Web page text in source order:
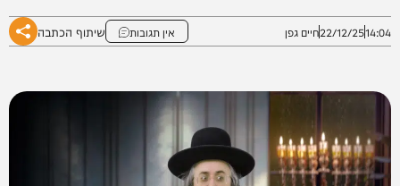
14:04
22/12/25חיים גפן אין תגובות שיתוף הכתבה